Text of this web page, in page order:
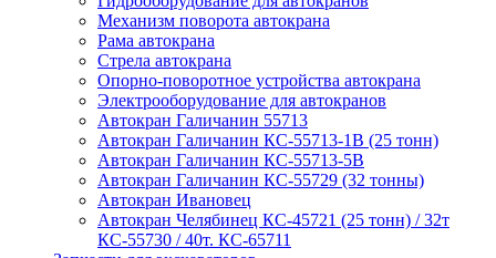
Механизм поворота автокрана
Рама автокрана
Стрела автокрана
Опорно-поворотное устройства автокрана
Электрооборудование для автокранов
Автокран Галичанин 55713
Автокран Галичанин КС-55713-1В (25 тонн)
Автокран Галичанин КС-55713-5В
Автокран Галичанин КС-55729 (32 тонны)
Автокран Ивановец
Автокран Челябинец КС-45721 (25 тонн) / 32т
КС-55730 / 40т. КС-65711